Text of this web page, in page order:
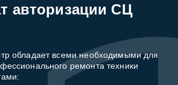
авторизации СЦ
обладает всеми необходимыми для
ремонта техники